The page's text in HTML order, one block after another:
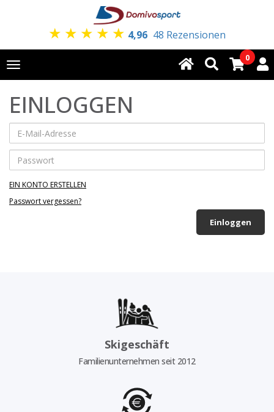
★ ★ ★ ★ ★ 4,96 48 Rezensionen
Toggle
navigation
0
EINLOGGEN
EIN KONTO ERSTELLEN
Passwort vergessen?
Einloggen
Skigeschäft
Familienunternehmen seit 2012